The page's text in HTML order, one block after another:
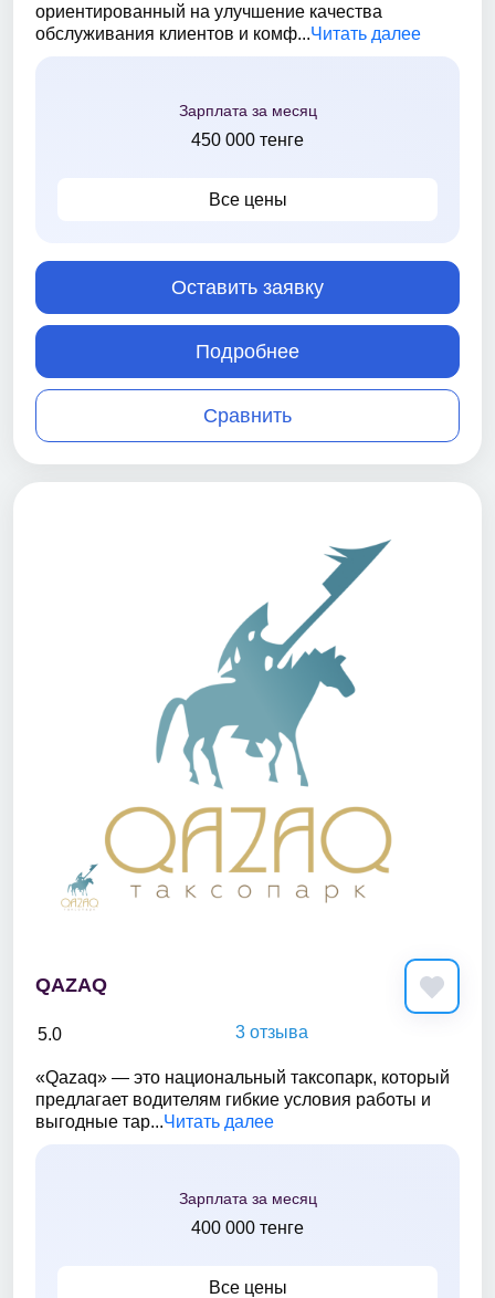
ориентированный на улучшение качества
обслуживания клиентов и комф...Читать далее
Зарплата за месяц
450 000 тенге
Все цены
Сравнить
Оставить заявку
Подробнее
QAZAQ
5.0 3 отзыва
«Qazaq» — это национальный таксопарк, который
предлагает водителям гибкие условия работы и
выгодные тар...Читать далее
Зарплата за месяц
400 000 тенге
Все цены